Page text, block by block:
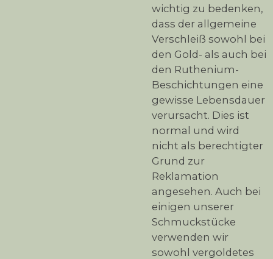
wichtig zu bedenken,
dass der allgemeine
Verschleiß sowohl bei
den Gold- als auch bei
den Ruthenium-
Beschichtungen eine
gewisse Lebensdauer
verursacht. Dies ist
normal und wird
nicht als berechtigter
Grund zur
Reklamation
angesehen. Auch bei
einigen unserer
Schmuckstücke
verwenden wir
sowohl vergoldetes